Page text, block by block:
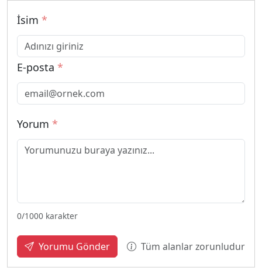
İsim *
E-posta *
Yorum *
0/1000 karakter
Yorumu Gönder Tüm alanlar zorunludur